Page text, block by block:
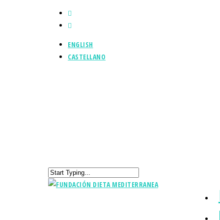
ENGLISH
CASTELLANO